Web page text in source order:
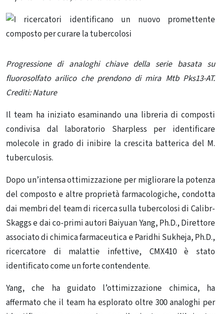
Progressione di analoghi chiave della serie basata su
fluorosolfato arilico che prendono di mira Mtb Pks13-AT.
Crediti: Nature
Il team ha iniziato esaminando una libreria di composti
condivisa dal laboratorio Sharpless per identificare
molecole in grado di inibire la crescita batterica del M.
tuberculosis.
Dopo un’intensa ottimizzazione per migliorare la potenza
del composto e altre proprietà farmacologiche, condotta
dai membri del team di ricerca sulla tubercolosi di Calibr-
Skaggs e dai co-primi autori Baiyuan Yang, Ph.D., Direttore
associato di chimica farmaceutica e Paridhi Sukheja, Ph.D.,
ricercatore di malattie infettive, CMX410 è stato
identificato come un forte contendente.
Yang, che ha guidato l’ottimizzazione chimica, ha
affermato che il team ha esplorato oltre 300 analoghi per